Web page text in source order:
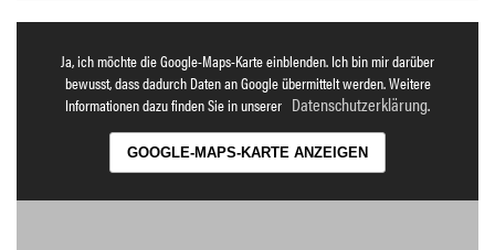
Ja, ich möchte die Google-Maps-Karte einblenden. Ich bin mir darüber
bewusst, dass dadurch Daten an Google übermittelt werden. Weitere
Informationen dazu finden Sie in unserer Datenschutzerklärung.
GOOGLE-MAPS-KARTE ANZEIGEN